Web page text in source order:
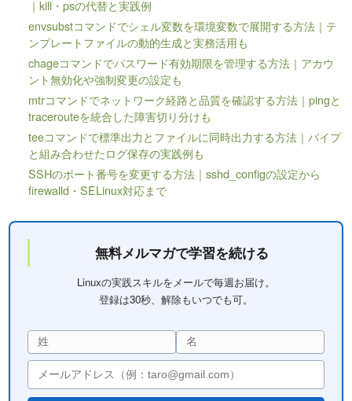
｜kill・psの代替と実践例
envsubstコマンドでシェル変数を環境変数で展開する方法｜テ
ンプレートファイルの動的生成と実務活用も
chageコマンドでパスワード有効期限を管理する方法｜アカウ
ント無効化や強制変更の設定も
mtrコマンドでネットワーク経路と品質を確認する方法｜pingと
tracerouteを統合した障害切り分けも
teeコマンドで標準出力とファイルに同時出力する方法｜パイプ
と組み合わせたログ保存の実践例も
SSHのポート番号を変更する方法｜sshd_configの設定から
firewalld・SELinux対応まで
無料メルマガで学習を続ける
Linuxの実践スキルをメールで毎週お届け。
登録は30秒、解除もいつでも可。